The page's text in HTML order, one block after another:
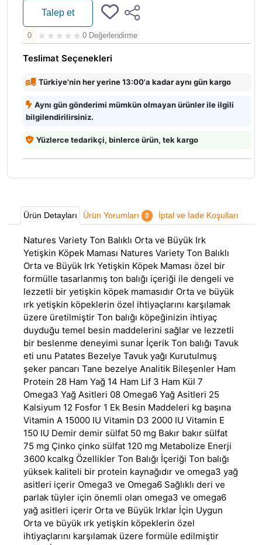
Talep et
0 0 Değerlendirme
Teslimat Seçenekleri
Türkiye'nin her yerine 13:00'a kadar aynı gün kargo
Aynı gün gönderimi mümkün olmayan ürünler ile ilgili
bilgilendirilirsiniz.
Yüzlerce tedarikçi, binlerce ürün, tek kargo
Ürün Detayları Ürün Yorumları 0 İptal ve İade Koşulları
Natures Variety Ton Balıklı Orta ve Büyük Irk
Yetişkin Köpek Maması Natures Variety Ton Balıklı
Orta ve Büyük Irk Yetişkin Köpek Maması özel bir
formülle tasarlanmış ton balığı içeriği ile dengeli ve
lezzetli bir yetişkin köpek mamasıdır Orta ve büyük
ırk yetişkin köpeklerin özel ihtiyaçlarını karşılamak
üzere üretilmiştir Ton balığı köpeğinizin ihtiyaç
duyduğu temel besin maddelerini sağlar ve lezzetli
bir beslenme deneyimi sunar İçerik Ton balığı Tavuk
eti unu Patates Bezelye Tavuk yağı Kurutulmuş
şeker pancarı Tane bezelye Analitik Bileşenler Ham
Protein 28 Ham Yağ 14 Ham Lif 3 Ham Kül 7
Omega3 Yağ Asitleri 08 Omega6 Yağ Asitleri 25
Kalsiyum 12 Fosfor 1 Ek Besin Maddeleri kg başına
Vitamin A 15000 IU Vitamin D3 2000 IU Vitamin E
150 IU Demir demir sülfat 50 mg Bakır bakır sülfat
75 mg Çinko çinko sülfat 120 mg Metabolize Enerji
3600 kcalkg Özellikler Ton Balığı İçeriği Ton balığı
yüksek kaliteli bir protein kaynağıdır ve omega3 yağ
asitleri içerir Omega3 ve Omega6 Sağlıklı deri ve
parlak tüyler için önemli olan omega3 ve omega6
yağ asitleri içerir Orta ve Büyük Irklar İçin Uygun
Orta ve büyük ırk yetişkin köpeklerin özel
ihtiyaçlarını karşılamak üzere formüle edilmiştir